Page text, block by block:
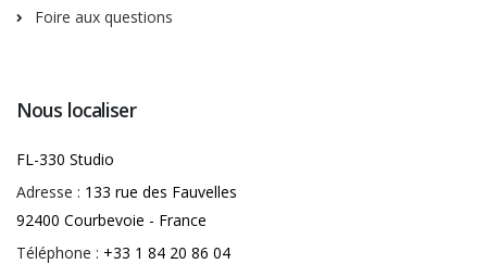
Foire aux questions
Nous localiser
FL-330 Studio
Adresse : 133 rue des Fauvelles
92400 Courbevoie - France
Téléphone : +33 1 84 20 86 04